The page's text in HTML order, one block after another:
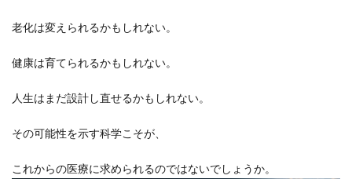
老化は変えられるかもしれない。
健康は育てられるかもしれない。
人生はまだ設計し直せるかもしれない。
その可能性を示す科学こそが、
これからの医療に求められるのではないでしょうか。